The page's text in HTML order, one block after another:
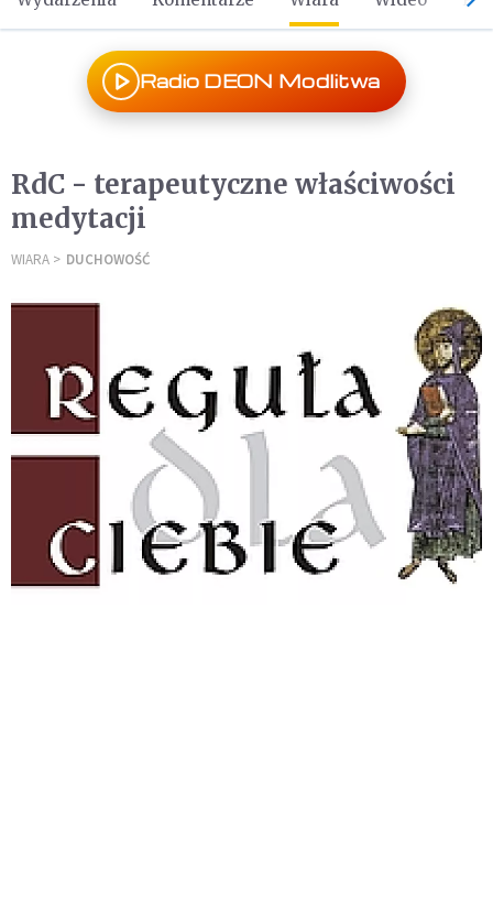
Radio DEON Modlitwa
RdC - terapeutyczne właściwości
medytacji
WIARA DUCHOWOŚĆ